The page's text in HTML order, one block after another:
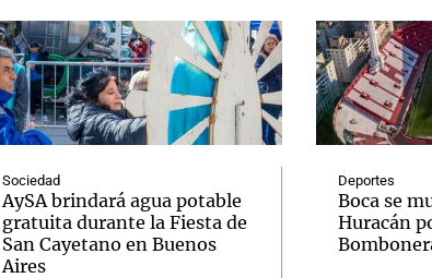
Sociedad
AySA brindará agua potable
gratuita durante la Fiesta de
San Cayetano en Buenos
Aires
Deportes
Boca se
Huracán
Notas